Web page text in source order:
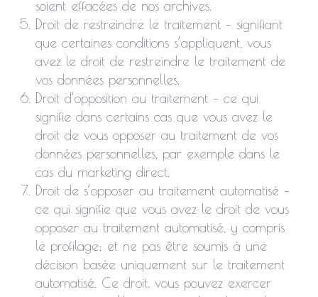
soient effacées de nos archives.
Droit de restreindre le traitement – signifiant
que certaines conditions s’appliquent, vous
avez le droit de restreindre le traitement de
vos données personnelles.
Droit d’opposition au traitement – ce qui
signifie dans certains cas que vous avez le
droit de vous opposer au traitement de vos
données personnelles, par exemple dans le
cas du marketing direct.
Droit de s’opposer au traitement automatisé –
ce qui signifie que vous avez le droit de vous
opposer au traitement automatisé, y compris
le profilage; et ne pas être soumis à une
décision basée uniquement sur le traitement
automatisé. Ce droit, vous pouvez exercer